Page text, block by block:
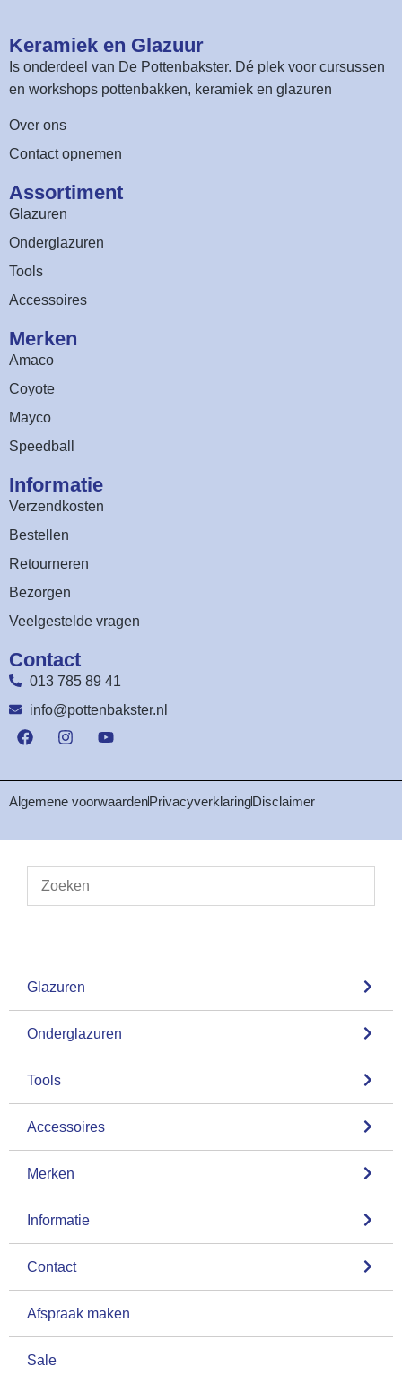
Keramiek en Glazuur​
Is onderdeel van De Pottenbakster. Dé plek voor cursussen
en workshops pottenbakken, keramiek en glazuren
Over ons
Contact opnemen
Assortiment​
Glazuren
Onderglazuren
Tools
Accessoires
Merken
Amaco
Coyote
Mayco
Speedball
Informatie
Verzendkosten
Bestellen
Retourneren
Bezorgen
Veelgestelde vragen
Contact
013 785 89 41
info@pottenbakster.nl
Algemene voorwaardenPrivacyverklaringDisclaimer
Glazuren
Onderglazuren
Tools
Accessoires
Merken
Informatie
Contact
Afspraak maken
Sale